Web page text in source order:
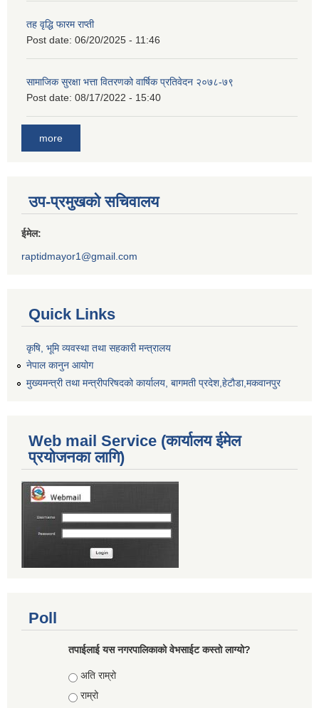
तह वृद्धि फारम राप्ती
Post date: 06/20/2025 - 11:46
सामाजिक सुरक्षा भत्ता वितरणको वार्षिक प्रतिवेदन २०७८-७९
Post date: 08/17/2022 - 15:40
more
उप-प्रमुखको सचिवालय
ईमेल:
raptidmayor1@gmail.com
Quick Links
कृषि, भूमि व्यवस्था तथा सहकारी मन्त्रालय
नेपाल कानुन आयोग
मुख्यमन्त्री तथा मन्त्रीपरिषदको कार्यालय, बागमती प्रदेश,हेटाैडा,मकवानपुर
Web mail Service (कार्यालय ईमेल
प्रयोजनका लागि)
Poll
तपाईलाई यस नगरपालिकाको वेभसाईट कस्तो लाग्यो?
Choices
अति राम्रो
राम्रो